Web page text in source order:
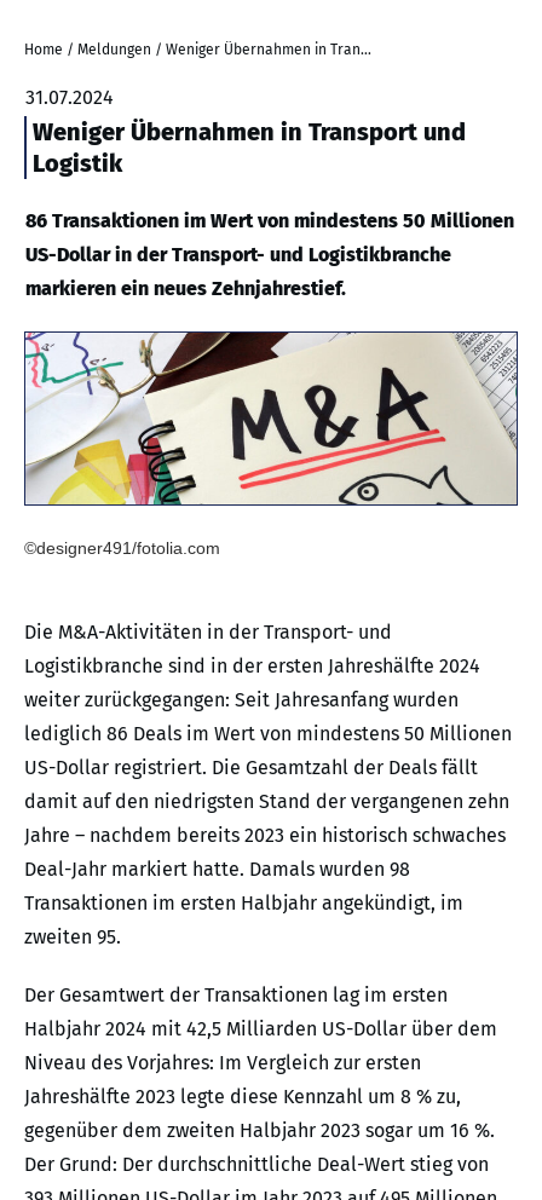
Home / Meldungen / Weniger Übernahmen in Transport und Logistik
31.07.2024
Weniger Übernahmen in Transport und
Logistik
86 Transaktionen im Wert von mindestens 50 Millionen
US-Dollar in der Transport- und Logistikbranche
markieren ein neues Zehnjahrestief.
©designer491/fotolia.com
Die M&A-Aktivitäten in der Transport- und
Logistikbranche sind in der ersten Jahreshälfte 2024
weiter zurückgegangen: Seit Jahresanfang wurden
lediglich 86 Deals im Wert von mindestens 50 Millionen
US-Dollar registriert. Die Gesamtzahl der Deals fällt
damit auf den niedrigsten Stand der vergangenen zehn
Jahre – nachdem bereits 2023 ein historisch schwaches
Deal-Jahr markiert hatte. Damals wurden 98
Transaktionen im ersten Halbjahr angekündigt, im
zweiten 95.
Der Gesamtwert der Transaktionen lag im ersten
Halbjahr 2024 mit 42,5 Milliarden US-Dollar über dem
Niveau des Vorjahres: Im Vergleich zur ersten
Jahreshälfte 2023 legte diese Kennzahl um 8 % zu,
gegenüber dem zweiten Halbjahr 2023 sogar um 16 %.
Der Grund: Der durchschnittliche Deal-Wert stieg von